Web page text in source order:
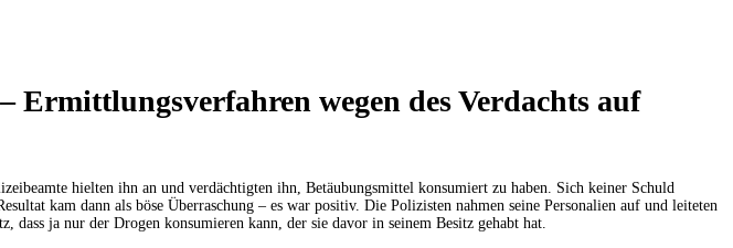
Ermittlungsverfahren wegen des Verdachts auf
hielten ihn an und verdächtigten ihn, Betäubungsmittel konsumiert zu haben. Sich keiner Schuld
kam dann als böse Überraschung – es war positiv. Die Polizisten nahmen seine Personalien auf und leiteten
dass ja nur der Drogen konsumieren kann, der sie davor in seinem Besitz gehabt hat.